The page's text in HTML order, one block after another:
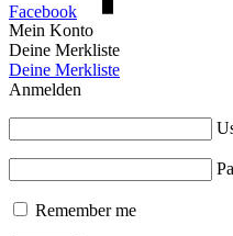
Facebook
Mein Konto
Deine Merkliste
Deine Merkliste
Anmelden
Remember me